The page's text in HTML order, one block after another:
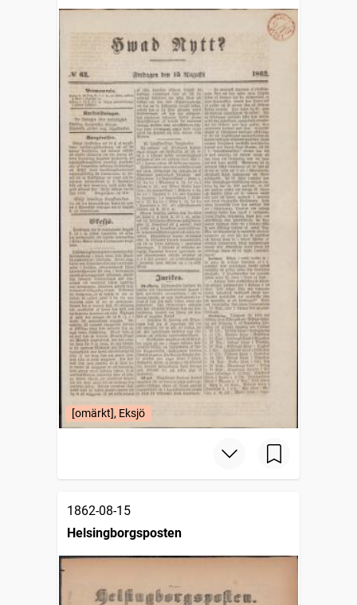
[omärkt], Eksjö
1862-08-15
Helsingborgsposten